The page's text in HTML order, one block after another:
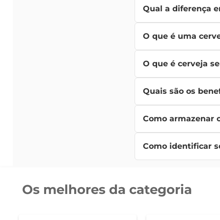
de sabor, aroma e cor.
Qual a diferença
fundo do tanque,
O que é uma
sabores mais
O que é cerveja
destilação a vácuo,
Quais são os
consumo de álcool
Como armazenar
afetar o sabor. A
Como identificar
Os melhores da categoria